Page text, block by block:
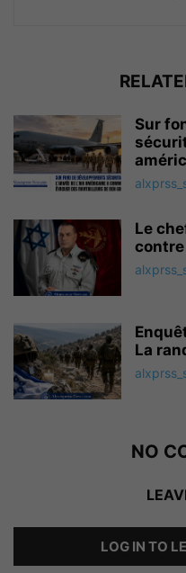
Sur
Le
contre
La
NO
LOG IN TO